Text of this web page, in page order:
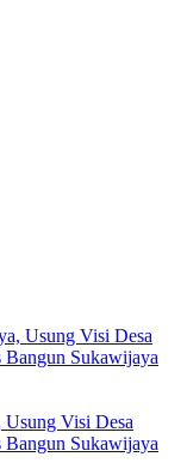
Visi Desa
Sukawijaya